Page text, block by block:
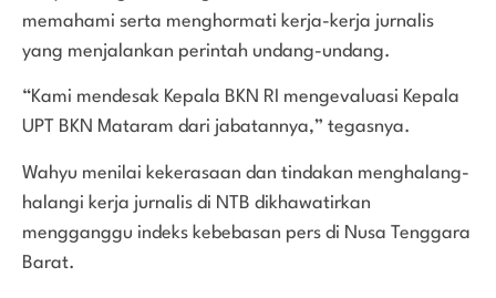
memahami serta menghormati kerja-kerja jurnalis
yang menjalankan perintah undang-undang.
“Kami mendesak Kepala BKN RI mengevaluasi Kepala
UPT BKN Mataram dari jabatannya,” tegasnya.
Wahyu menilai kekerasaan dan tindakan menghalang-
halangi kerja jurnalis di NTB dikhawatirkan
mengganggu indeks kebebasan pers di Nusa Tenggara
Barat.